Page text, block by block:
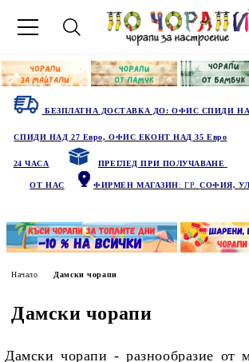
БЕЗПЛАТНА ДОСТАВКА ДО: ОФИС СПИДИ
СПИДИ НАД 27 Евро, ОФИС ЕКОНТ НАД 35 Евро
24 ЧАСА ПРЕГЛЕД ПРИ ПОЛУЧАВАНЕ
ОТ НАС ФИРМЕН МАГАЗИН: ГР.СОФИЯ,
Начало Дамски чорапи
Дамски чорапи
Дамски чорапи - разнообразие от